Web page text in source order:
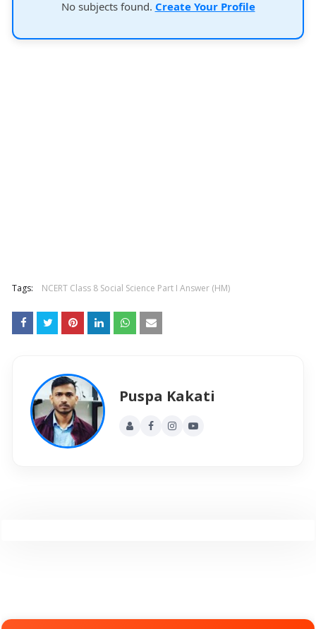
No subjects found. Create Your Profile
Tags: NCERT Class 8 Social Science Part I Answer (HM)
Puspa Kakati